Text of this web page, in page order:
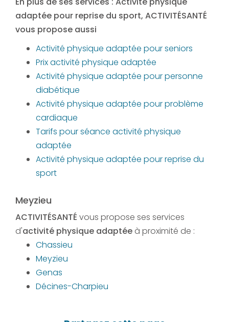
adaptée pour reprise du sport, ACTIVITÉSANTÉ
vous propose aussi
Activité physique adaptée pour seniors
Prix activité physique adaptée
Activité physique adaptée pour personne
diabétique
Activité physique adaptée pour problème
cardiaque
Tarifs pour séance activité physique
adaptée
Activité physique adaptée pour reprise du
sport
Meyzieu
ACTIVITÉSANTÉ vous propose ses services
d'activité physique adaptée à proximité de :
Chassieu
Meyzieu
Genas
Décines-Charpieu